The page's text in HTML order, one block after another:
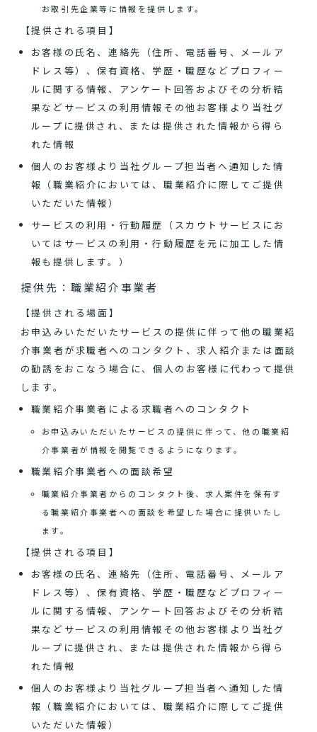
お取引先企業等に情報を提供します。
【提供される項目】
お客様の氏名、連絡先（住所、電話番号、メールア
ドレス等）、保有資格、学歴・職歴などプロフィー
ルに関する情報、アンケート回答およびその分析結
果などサービスの利用情報その他お客様より当社グ
ループに提供され、または提供された情報から得ら
れた情報
個人のお客様より当社グループ担当者へ通知した情
報（職業紹介においては、職業紹介に際してご提供
いただいた情報）
サービスの利用・行動履歴（スカウトサービスにお
いてはサービスの利用・行動履歴を元に加工した情
報も提供します。）
提供先：職業紹介事業者
【提供される場面】
お申込みいただいたサービスの提供に伴って他の職業紹
介事業者が求職者へのコンタクト、求人紹介または面談
の勧誘をおこなう場合に、個人のお客様に代わって提供
します。
職業紹介事業者による求職者へのコンタクト
お申込みいただいたサービスの提供に伴って、他の職業紹
介事業者が情報を閲覧できるようになります。
職業紹介事業者への面談希望
職業紹介事業者からのコンタクト後、求人案件を保有す
る職業紹介事業者への面談を希望した場合に提供いたし
ます。
【提供される項目】
お客様の氏名、連絡先（住所、電話番号、メールア
ドレス等）、保有資格、学歴・職歴などプロフィー
ルに関する情報、アンケート回答およびその分析結
果などサービスの利用情報その他お客様より当社グ
ループに提供され、または提供された情報から得ら
れた情報
個人のお客様より当社グループ担当者へ通知した情
報（職業紹介においては、職業紹介に際してご提供
いただいた情報）